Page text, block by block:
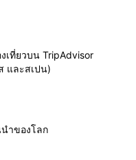
เที่ยวบน TripAdvisor
และสเปน)
ำของโลก